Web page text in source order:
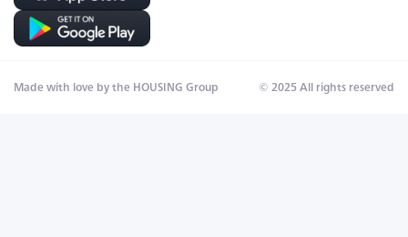
Made with love by the HOUSING Group © 2025 All rights reserved